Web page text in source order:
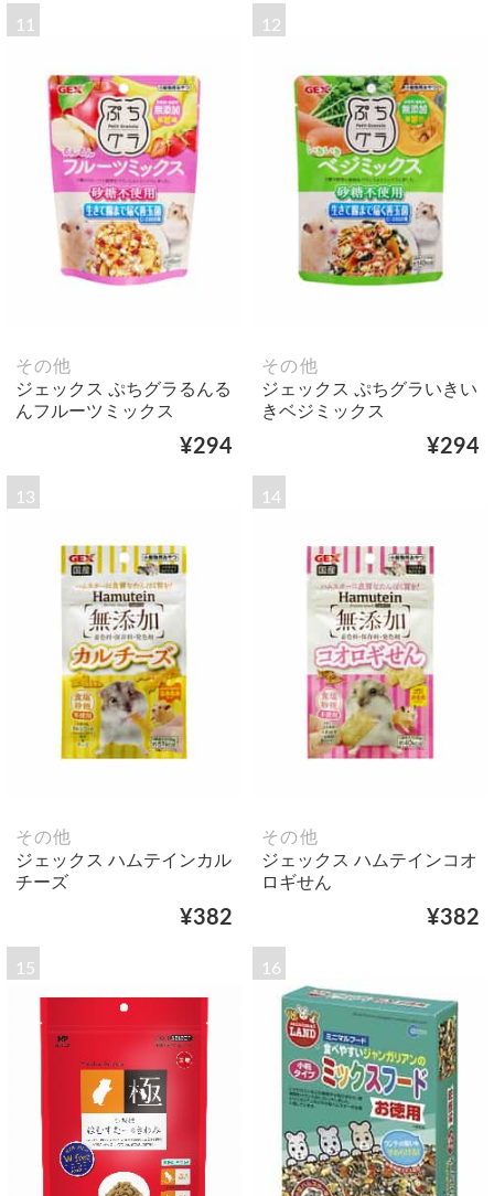
11
その他
ジェックス ぷちグラるんる
んフルーツミックス
¥294
12
その他
ジェックス ぷちグラいきい
きベジミックス
¥294
13
その他
ジェックス ハムテインカル
チーズ
¥382
14
その他
ジェックス ハムテインコオ
ロギせん
¥382
15 16